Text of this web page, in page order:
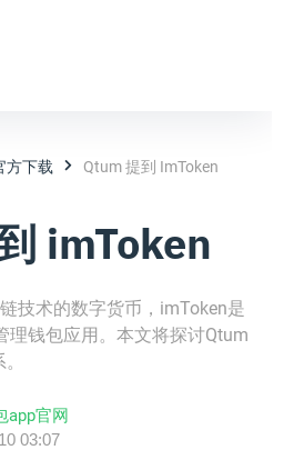
方下载 Qtum 提到 ImToken
imToken
技术的数字货币，imToken是
理钱包应用。本文将探讨Qtum
app官网
03:07